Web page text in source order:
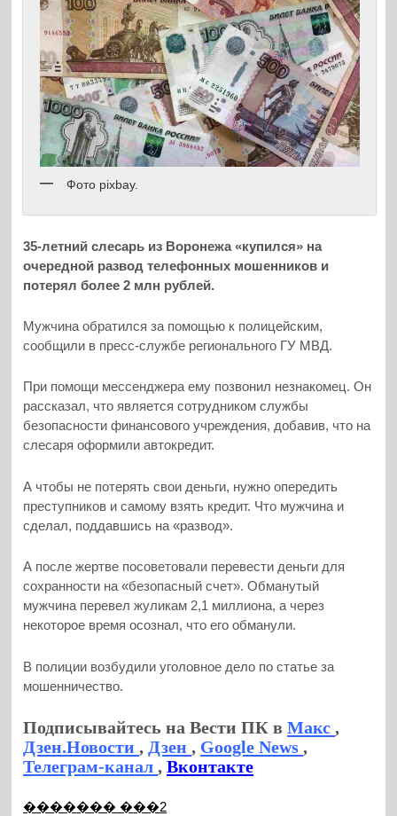
Фото pixbay.
35-летний слесарь из Воронежа «купился» на
очередной развод телефонных мошенников и
потерял более 2 млн рублей.
Мужчина обратился за помощью к полицейским,
сообщили в пресс-службе регионального ГУ МВД.
При помощи мессенджера ему позвонил незнакомец. Он
рассказал, что является сотрудником службы
безопасности финансового учреждения, добавив, что на
слесаря оформили автокредит.
А чтобы не потерять свои деньги, нужно опередить
преступников и самому взять кредит. Что мужчина и
сделал, поддавшись на «развод».
А после жертве посоветовали перевести деньги для
сохранности на «безопасный счет». Обманутый
мужчина перевел жуликам 2,1 миллиона, а через
некоторое время осознал, что его обманули.
В полиции возбудили уголовное дело по статье за
мошенничество.
Подписывайтесь на Вести ПК вМакс,
Дзен.Новости, Дзен, Google News,
Телеграм-канал,Вконтакте
������� ���2